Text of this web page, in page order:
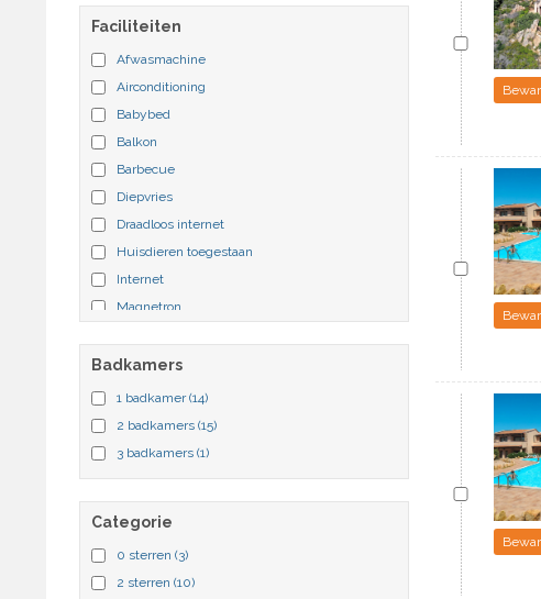
Faciliteiten
Afwasmachine
Airconditioning
Babybed
Balkon
Barbecue
Diepvries
Draadloos internet
Huisdieren toegestaan
Internet
Magnetron
Oven
Residentie
Tafeltennis
Tennis
Terras
Badkamers
1 badkamer(14)
2 badkamers (15)
3 badkamers (1)
Categorie
0 sterren (3)
2 sterren (10)